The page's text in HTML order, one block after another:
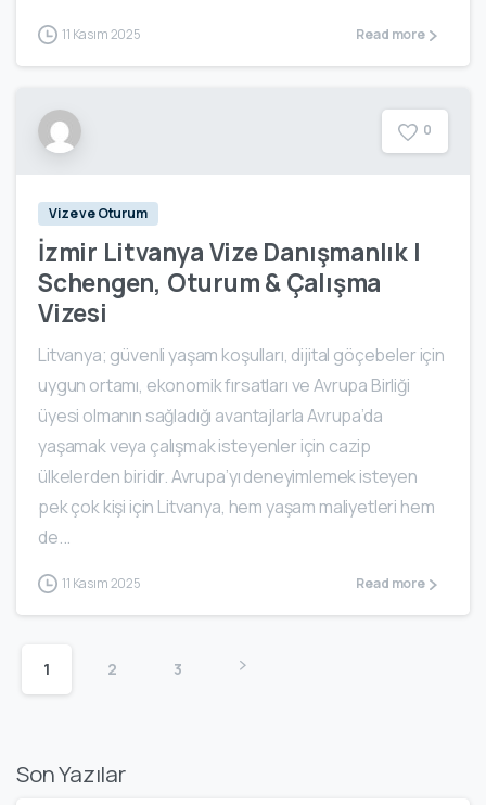
11 Kasım 2025 Read more
0
Vize ve Oturum
İzmir Litvanya Vize Danışmanlık |
Schengen, Oturum & Çalışma
Vizesi
Litvanya; güvenli yaşam koşulları, dijital göçebeler için
uygun ortamı, ekonomik fırsatları ve Avrupa Birliği
üyesi olmanın sağladığı avantajlarla Avrupa’da
yaşamak veya çalışmak isteyenler için cazip
ülkelerden biridir. Avrupa’yı deneyimlemek isteyen
pek çok kişi için Litvanya, hem yaşam maliyetleri hem
de...
11 Kasım 2025 Read more
1 2 3
Son Yazılar